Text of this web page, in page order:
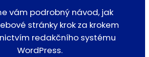
vám podrobný návod, jak
stránky krok za krokem
redakčního systému
WordPress.